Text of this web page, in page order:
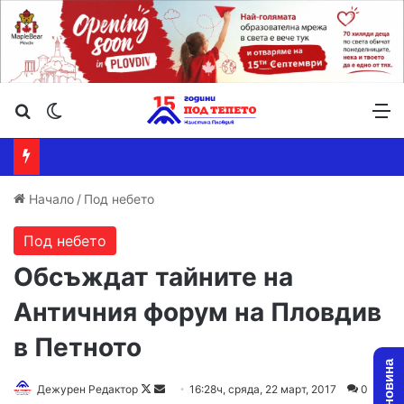
Търсене ...
Начало / Под небето
Под небето
Обсъждат тайните на
Античния форум на Пловдив
в Петното
Дежурен Редактор
F
16:28ч, сряда, 22 март, 2017 0